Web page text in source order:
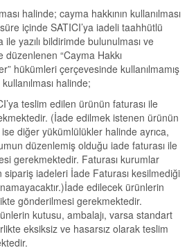
halinde; cayma hakkının kullanılması
içinde SATICI’ya iadeli taahhütlü
yazılı bildirimde bulunulması ve
“Cayma Hakkı
hükümleri çerçevesinde kullanılmamış
halinde;
teslim edilen ürünün faturası ile
(İade edilmek istenen ürünün
diğer yükümlülükler halinde ayrıca,
düzenlemiş olduğu iade faturası ile
gerekmektedir. Faturası kurumlar
sipariş iadeleri İade Faturası kesilmediği
edilecek ürünlerin
gönderilmesi gerekmektedir.
kutusu, ambalajı, varsa standart
eksiksiz ve hasarsız olarak teslim